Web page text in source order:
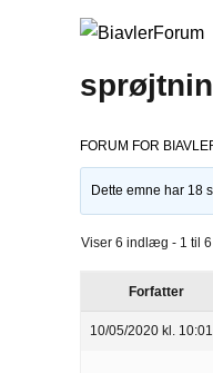
FORUM FOR
Dette emne har 18
Viser 6 indlæg - 1 til
Forfatter
10/05/2020 kl. 10:01